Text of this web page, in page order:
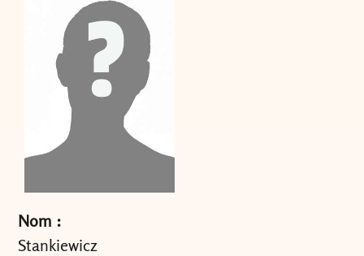
Nom :
Stankiewicz